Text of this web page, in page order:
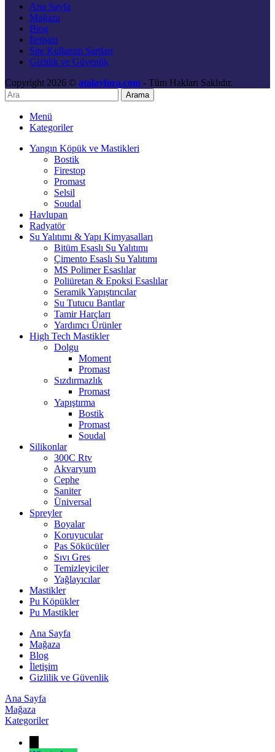
Ana Sayfa
Mağaza
Blog
İletişim
Site Kullanım Şartları
Gizlilik ve Güvenlik
Copyright 2026 © atalayfora.com - Tüm Hakları Saklıdır.
Arama
Menü
Kategoriler
Yangın Köpük ve Mastikleri
Bostik
Firestop
Promast
Selsil
Soudal
Havlupan
Radyatör
Su Yalıtımı & Yapı Kimyasalları
Bitüm Esaslı Su Yalıtımı
Çimento Esaslı Su Yalıtımı
MS Polimer Esaslılar
Poliüretan & Epoksi Esaslılar
Seramik Yapıştırıcılar
Su Tutucu Bantlar
Tamir Harçları
Yardımcı Ürünler
High Tech Mastikler
Dolgu
Moment
Promast
Sızdırmazlık
Promast
Yapıştırma
Bostik
Promast
Soudal
Silikonlar
300C Rtv
Akvaryum
Cephe
Saniter
Üniversal
Spreyler
Boyalar
Koruyucular
Pas Sökücüler
Sıvı Gres
Temizleyiciler
Yağlayıcılar
Mastikler
Pu Köpükler
Pu Mastikler
Ana Sayfa
Mağaza
Blog
İletişim
Gizlilik ve Güvenlik
Ana Sayfa
Mağaza
Kategoriler